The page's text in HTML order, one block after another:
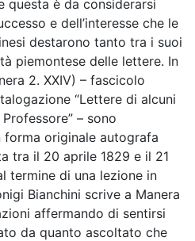
questa è da considerarsi
e dell’interesse che le
destarono tanto tra i suoi
piemontese delle lettere. In
2. XXIV) – fascicolo
“Lettere di alcuni
– sono
originale autografa
tra il 20 aprile 1829 e il 21
termine di una lezione in
Bianchini scrive a Manera
affermando di sentirsi
da quanto ascoltato che